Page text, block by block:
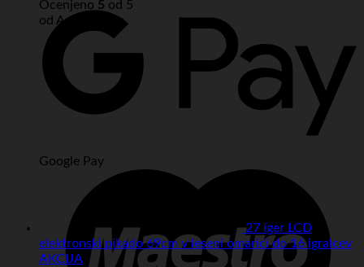
Google Pay
Ocenjeno 5 od 5
od Anonymous
27 iger LCD
elektronski pikado 69cm v leseni omarici do 16 igralcev
AKCIJA